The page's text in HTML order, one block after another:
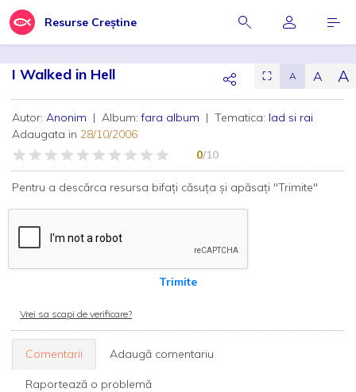
Resurse Creștine
I Walked in Hell ⛶ A A A
Autor: Anonim | Album:fara album | Tematica: Iad si rai
Adaugata in 28/10/2006
0/10
Pentru a descărca resursa bifați căsuța și apăsați "Trimite"
Trimite
Vrei sa scapi de verificare?
Comentarii Adaugă comentariu
Raportează o problemă